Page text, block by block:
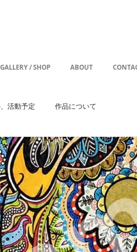
GALLERY / SHOP ABOUT
活動予定 作品について